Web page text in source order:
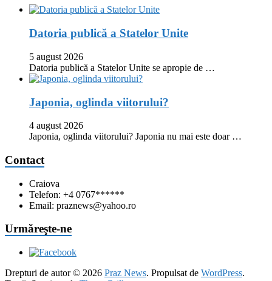
Datoria publică a Statelor Unite
5 august 2026
Datoria publică a Statelor Unite se apropie de …
Japonia, oglinda viitorului?
4 august 2026
Japonia, oglinda viitorului? Japonia nu mai este doar …
Contact
Craiova
Telefon: +4 0767******
Email: praznews@yahoo.ro
Urmăreşte-ne
Drepturi de autor © 2026 Praz News. Propulsat de WordPress.